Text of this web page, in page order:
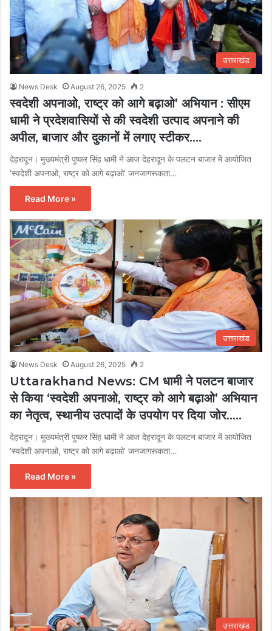
उत्तराखंड
News Desk August 26, 2025 2
स्वदेशी अपनाओ, राष्ट्र को आगे बढ़ाओ’ अभियान : सीएम
धामी ने प्रदेशवासियों से की स्वदेशी उत्पाद अपनाने की
अपील, बाजार और दुकानों में लगाए स्टीकर….
देहरादून। मुख्यमंत्री पुष्कर सिंह धामी ने आज देहरादून के पलटन बाजार में आयोजित
‘स्वदेशी अपनाओ, राष्ट्र को आगे बढ़ाओ’ जनजागरूकता…
Read More »
उत्तराखंड
News Desk August 26, 2025 2
Uttarakhand News: CM धामी ने पलटन बाजार
से किया ‘स्वदेशी अपनाओ, राष्ट्र को आगे बढ़ाओ’ अभियान
का नेतृत्व, स्थानीय उत्पादों के उपयोग पर दिया जोर…..
देहरादून। मुख्यमंत्री पुष्कर सिंह धामी ने आज देहरादून के पलटन बाजार में आयोजित
‘स्वदेशी अपनाओ, राष्ट्र को आगे बढ़ाओ’ जनजागरूकता…
Read More »
उत्तराखंड